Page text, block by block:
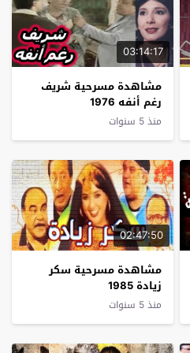
03:14:17
مشاهدة مسرحية شريف
رغم أنفه 1976
منذ 5 سنوات
02:47:50
مشاهدة مسرحية سكر
زيادة 1985
منذ 5 سنوات